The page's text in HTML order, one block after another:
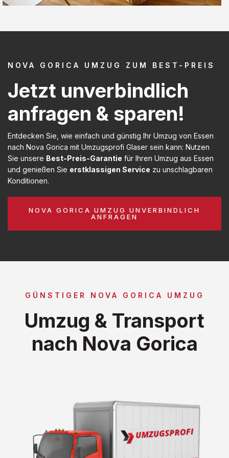
NOVA GORICA UMZUG ZUM BEST-PREIS
Jetzt unverbindlich
anfragen & sparen!
Entdecken Sie, wie einfach und günstig Ihr Umzug von Essen
nach Nova Gorica mit Umzugsprofi Glaser sein kann: Nutzen
Sie unsere Best-Preis-Garantie für Ihren Umzug aus Essen
und genießen Sie erstklassigen Service zu unschlagbaren
Konditionen.
NOVA GORICA UMZUG UNVERBINDLICH
ANFRAGEN
GÜNSTIGER NOVA GORICA UMZUG
Umzug & Transport
nach Nova Gorica